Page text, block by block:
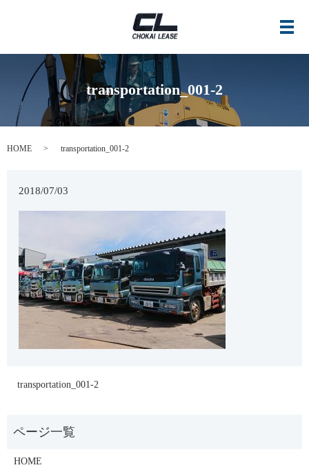
メ
transportation_001-2
HOME transportation_001-2
2018/07/03
transportation_001-2
HOME